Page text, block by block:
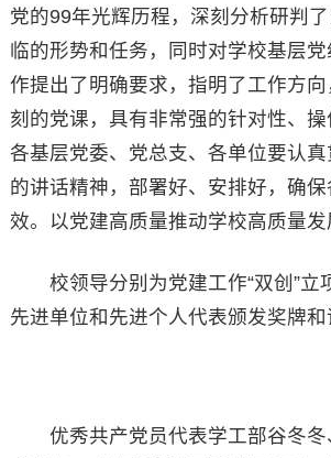
党的99年光辉历程，深刻分析研判
临的形势和任务，同时对学校基层
作提出了明确要求，指明了工作方
刻的党课，具有非常强的针对性、操
各基层党委、党总支、各单位要认
的讲话精神，部署好、安排好，确
效。以党建高质量推动学校高质量发
校领导分别为党建工作“双创”立
先进单位和先进个人代表颁发奖牌和
优秀共产党员代表学工部谷冬冬